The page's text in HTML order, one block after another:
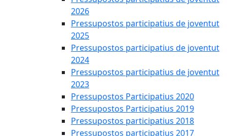
2026
Pressupostos participatius de joventut
2025
Pressupostos participatius de joventut
2024
Pressupostos participatius de joventut
2023
Pressupostos Participatius 2020
Pressupostos Participatius 2019
Pressupostos participatius 2018
Pressupostos participatius 2017